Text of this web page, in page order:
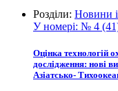
Розділи: Новини і
У номері: № 4
Оцінка технологій
дослідження: нові
Азіатсько-